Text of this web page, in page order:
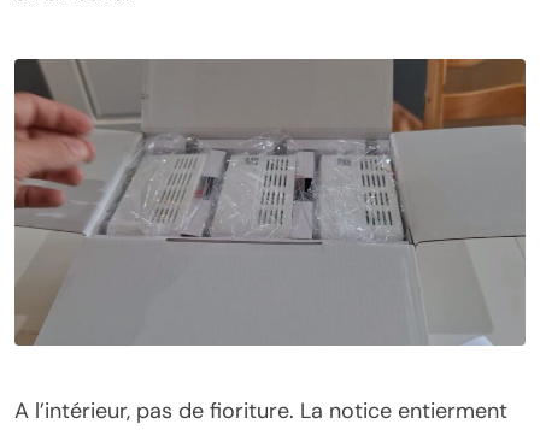
A l’intérieur, pas de fioriture. La notice entierment